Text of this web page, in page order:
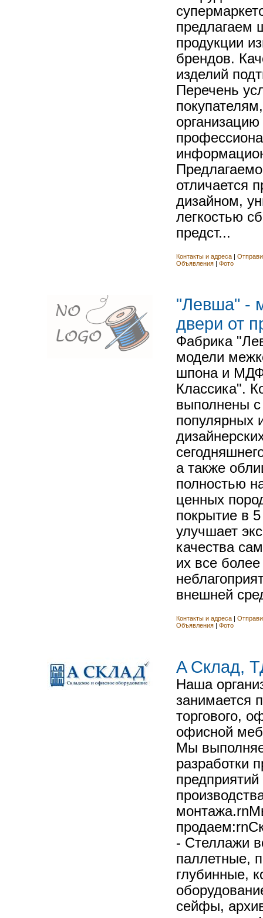
предлагаем
продукции
брендов.
изделий
Перечень
отличается
дизайном,
легкостью
предст...
Контакты и адреса |
Объявления | Фото
"Левша" -
двери от
Фабрика
модели
шпона и
Классика".
выполнены
популярных
а также
полностью
ценных
покрытие в
улучшает
качества
их все
внешней
Контакты и адреса
Объявления
Фото
A Склад,
Наша
занимается
торгового,
офисной
Мы
разработки
- Стеллажи
паллетные,
глубинные,
сейфы,